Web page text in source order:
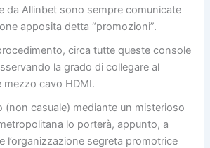
da Allinbet sono sempre comunicate
apposita detta “promozioni”.
circa tutte queste console
la grado di collegare al
mezzo cavo HDMI.
(non casuale) mediante un misterioso
lo porterà, appunto, a
l’organizzazione segreta promotrice